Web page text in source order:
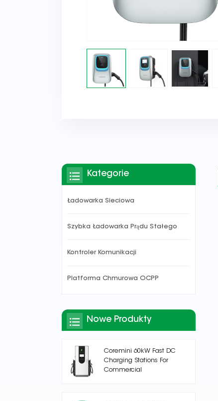
Kategorie
Ładowarka Sieciowa
Szybka Ładowarka Prądu Stałego
Kontroler Komunikacji
Platforma Chmurowa OCPP
Nowe Produkty
Coremini 60kW Fast DC
Charging Stations For
Commercial